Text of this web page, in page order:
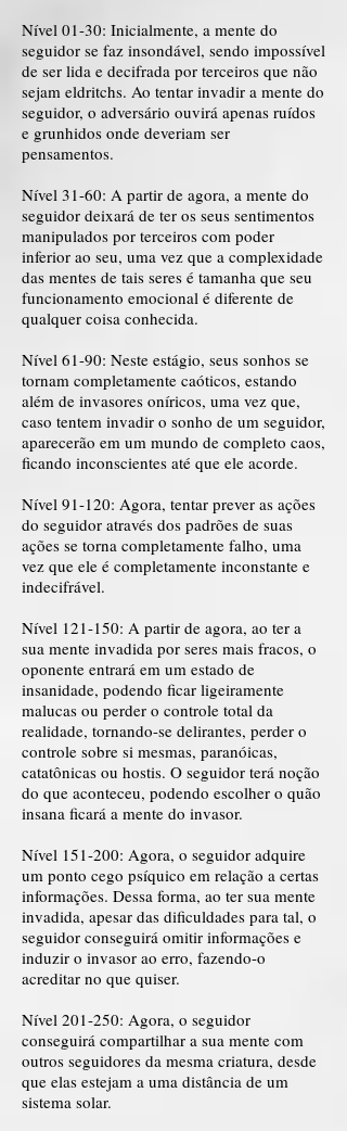
Nível 01-30: Inicialmente, a mente do
seguidor se faz insondável, sendo impossível
de ser lida e decifrada por terceiros que não
sejam eldritchs. Ao tentar invadir a mente do
seguidor, o adversário ouvirá apenas ruídos
e grunhidos onde deveriam ser
pensamentos.
Nível 31-60: A partir de agora, a mente do
seguidor deixará de ter os seus sentimentos
manipulados por terceiros com poder
inferior ao seu, uma vez que a complexidade
das mentes de tais seres é tamanha que seu
funcionamento emocional é diferente de
qualquer coisa conhecida.
Nível 61-90: Neste estágio, seus sonhos se
tornam completamente caóticos, estando
além de invasores oníricos, uma vez que,
caso tentem invadir o sonho de um seguidor,
aparecerão em um mundo de completo caos,
ficando inconscientes até que ele acorde.
Nível 91-120: Agora, tentar prever as ações
do seguidor através dos padrões de suas
ações se torna completamente falho, uma
vez que ele é completamente inconstante e
indecifrável.
Nível 121-150: A partir de agora, ao ter a
sua mente invadida por seres mais fracos, o
oponente entrará em um estado de
insanidade, podendo ficar ligeiramente
malucas ou perder o controle total da
realidade, tornando-se delirantes, perder o
controle sobre si mesmas, paranóicas,
catatônicas ou hostis. O seguidor terá noção
do que aconteceu, podendo escolher o quão
insana ficará a mente do invasor.
Nível 151-200: Agora, o seguidor adquire
um ponto cego psíquico em relação a certas
informações. Dessa forma, ao ter sua mente
invadida, apesar das dificuldades para tal, o
seguidor conseguirá omitir informações e
induzir o invasor ao erro, fazendo-o
acreditar no que quiser.
Nível 201-250: Agora, o seguidor
conseguirá compartilhar a sua mente com
outros seguidores da mesma criatura, desde
que elas estejam a uma distância de um
sistema solar.